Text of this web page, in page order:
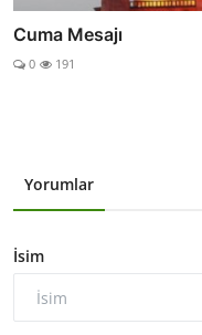
Cuma Mesajı
0 191
Yorumlar
İsim